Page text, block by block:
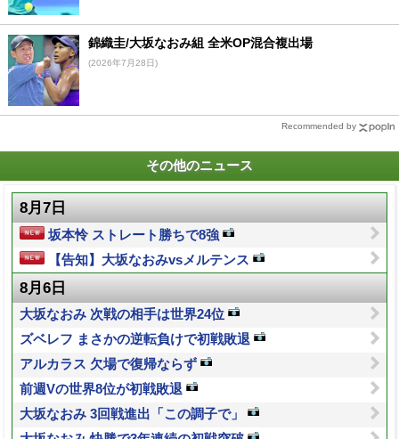
錦織圭/大坂なおみ組 全米OP混合複出場
(2026年7月28日)
Recommended by
その他のニュース
8月7日
坂本怜 ストレート勝ちで8強
【告知】大坂なおみvsメルテンス
8月6日
大坂なおみ 次戦の相手は世界24位
ズベレフ まさかの逆転負けで初戦敗退
アルカラス 欠場で復帰ならず
前週Vの世界8位が初戦敗退
大坂なおみ 3回戦進出「この調子で」